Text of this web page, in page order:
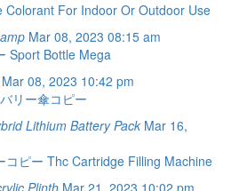
Colorant For Indoor Or Outdoor Use
Mar 08, 2023 08:15 am
Sport Bottle Mega
Mar 08, 2023 10:42 pm
リー傘コピー
Lithium Battery Pack Mar 16,
コピー Thc Cartridge Filling Machine
Plinth Mar 21, 2023 10:02 pm